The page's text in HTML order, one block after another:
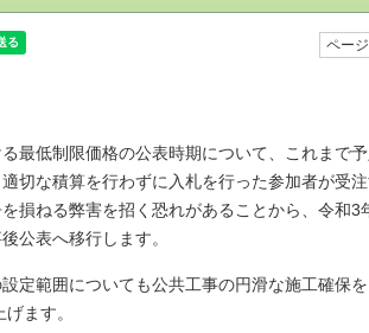
ペー
最低制限価格の公表時期について、これまで
切な積算を行わずに入札を行った参加者が受
損ねる弊害を招く恐れがあることから、令和3
公表へ移行します。
定範囲についても公共工事の円滑な施工確保
ます。